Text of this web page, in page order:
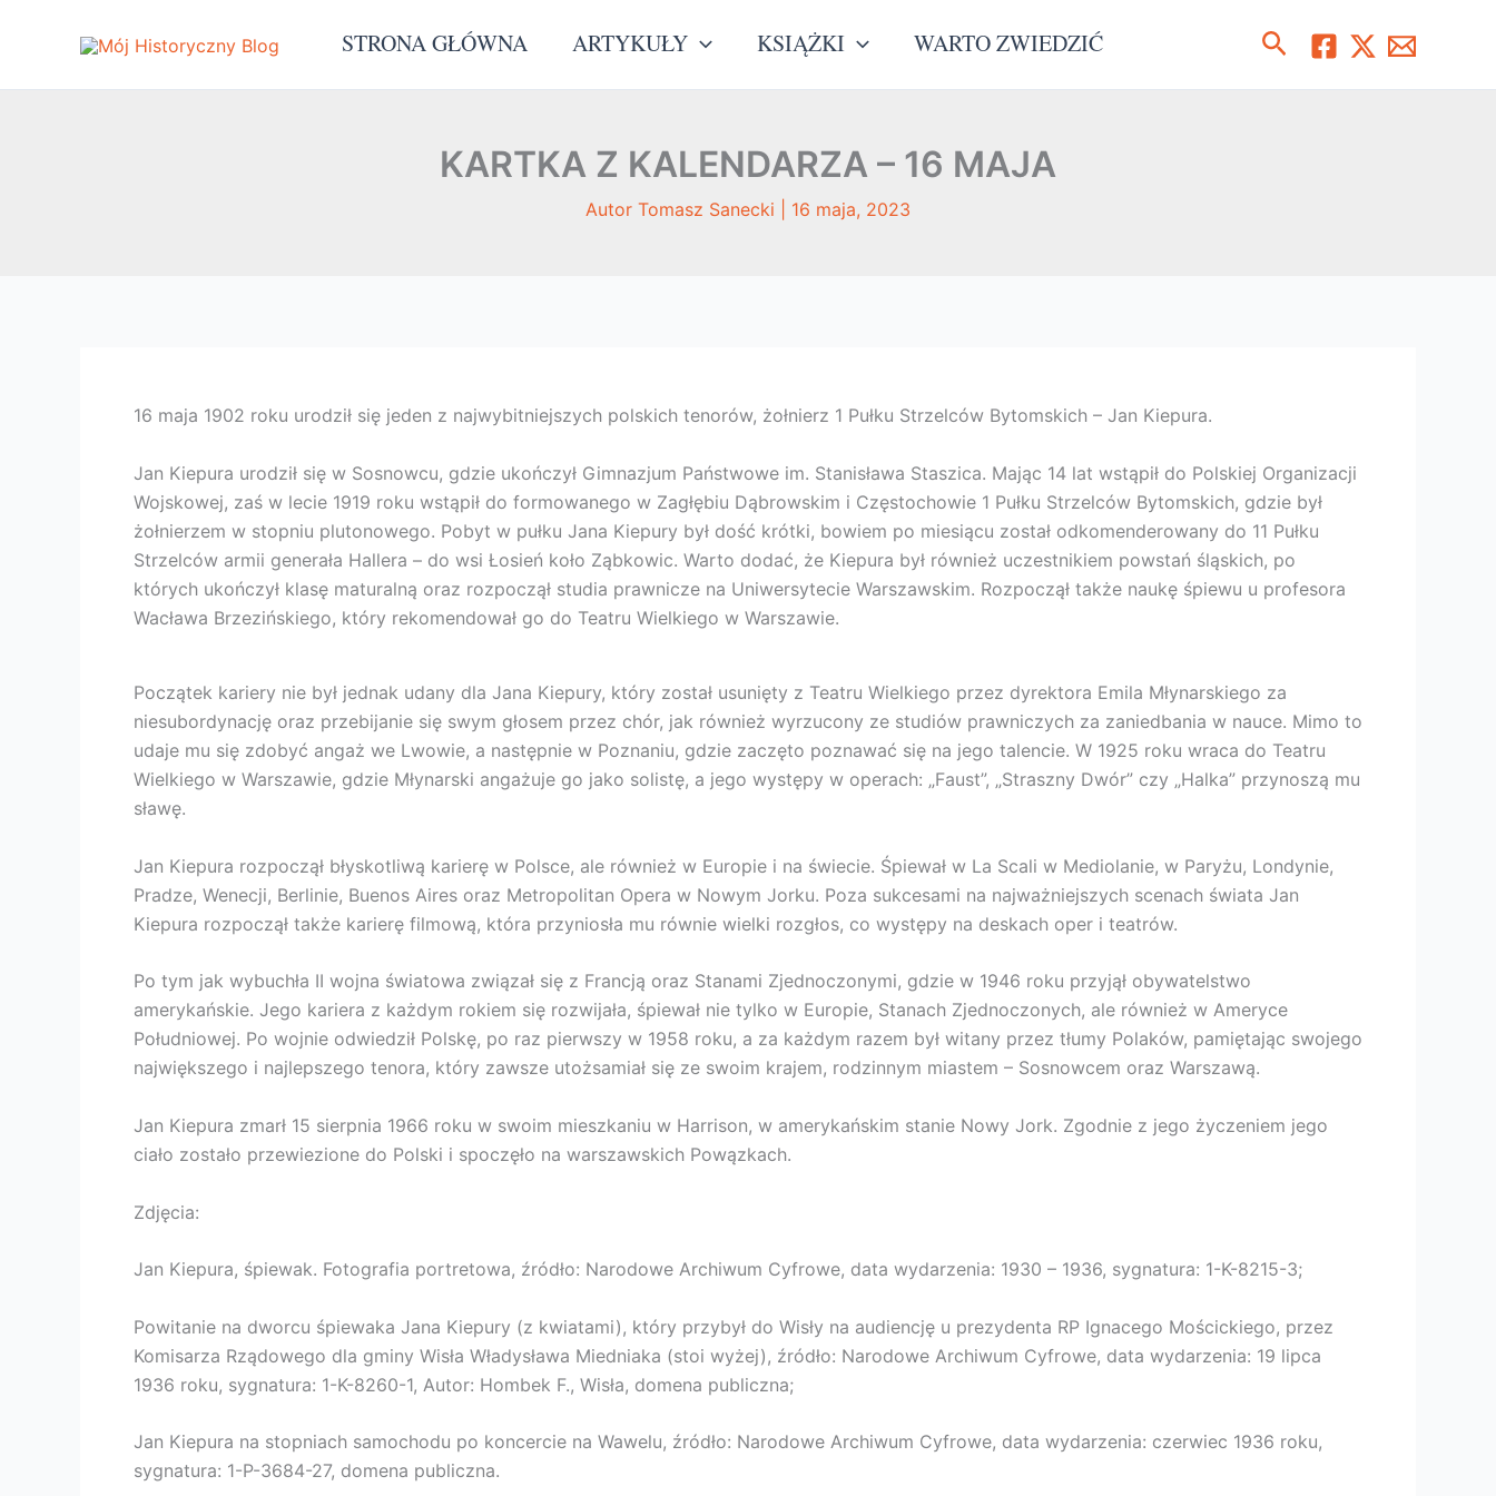
STRONA GŁÓWNA ARTYKUŁY KSIĄŻKI WARTO ZWIEDZIĆ Szukaj
KARTKA Z KALENDARZA – 16 MAJA
Autor Tomasz Sanecki 16 maja, 2023
16 maja 1902 roku urodził się jeden z najwybitniejszych polskich tenorów, żołnierz 1 Pułku Strzelców Bytomskich – Jan Kiepura.
Jan Kiepura urodził się w Sosnowcu, gdzie ukończył Gimnazjum Państwowe im. Stanisława Staszica. Mając 14 lat wstąpił do Polskiej Organizacji
Wojskowej, zaś w lecie 1919 roku wstąpił do formowanego w Zagłębiu Dąbrowskim i Częstochowie 1 Pułku Strzelców Bytomskich, gdzie był
żołnierzem w stopniu plutonowego. Pobyt w pułku Jana Kiepury był dość krótki, bowiem po miesiącu został odkomenderowany do 11 Pułku
Strzelców armii generała Hallera – do wsi Łosień koło Ząbkowic. Warto dodać, że Kiepura był również uczestnikiem powstań śląskich, po
których ukończył klasę maturalną oraz rozpoczął studia prawnicze na Uniwersytecie Warszawskim. Rozpoczął także naukę śpiewu u profesora
Wacława Brzezińskiego, który rekomendował go do Teatru Wielkiego w Warszawie.
Początek kariery nie był jednak udany dla Jana Kiepury, który został usunięty z Teatru Wielkiego przez dyrektora Emila Młynarskiego za
niesubordynację oraz przebijanie się swym głosem przez chór, jak również wyrzucony ze studiów prawniczych za zaniedbania w nauce. Mimo to
udaje mu się zdobyć angaż we Lwowie, a następnie w Poznaniu, gdzie zaczęto poznawać się na jego talencie. W 1925 roku wraca do Teatru
Wielkiego w Warszawie, gdzie Młynarski angażuje go jako solistę, a jego występy w operach: „Faust”, „Straszny Dwór” czy „Halka” przynoszą mu
sławę.
Jan Kiepura rozpoczął błyskotliwą karierę w Polsce, ale również w Europie i na świecie. Śpiewał w La Scali w Mediolanie, w Paryżu, Londynie,
Pradze, Wenecji, Berlinie, Buenos Aires oraz Metropolitan Opera w Nowym Jorku. Poza sukcesami na najważniejszych scenach świata Jan
Kiepura rozpoczął także karierę filmową, która przyniosła mu równie wielki rozgłos, co występy na deskach oper i teatrów.
Po tym jak wybuchła II wojna światowa związał się z Francją oraz Stanami Zjednoczonymi, gdzie w 1946 roku przyjął obywatelstwo
amerykańskie. Jego kariera z każdym rokiem się rozwijała, śpiewał nie tylko w Europie, Stanach Zjednoczonych, ale również w Ameryce
Południowej. Po wojnie odwiedził Polskę, po raz pierwszy w 1958 roku, a za każdym razem był witany przez tłumy Polaków, pamiętając swojego
największego i najlepszego tenora, który zawsze utożsamiał się ze swoim krajem, rodzinnym miastem – Sosnowcem oraz Warszawą.
Jan Kiepura zmarł 15 sierpnia 1966 roku w swoim mieszkaniu w Harrison, w amerykańskim stanie Nowy Jork. Zgodnie z jego życzeniem jego
ciało zostało przewiezione do Polski i spoczęło na warszawskich Powązkach.
Zdjęcia:
Jan Kiepura, śpiewak. Fotografia portretowa, źródło: Narodowe Archiwum Cyfrowe, data wydarzenia: 1930 – 1936, sygnatura: 1-K-8215-3;
Powitanie na dworcu śpiewaka Jana Kiepury (z kwiatami), który przybył do Wisły na audiencję u prezydenta RP Ignacego Mościckiego, przez
Komisarza Rządowego dla gminy Wisła Władysława Miedniaka (stoi wyżej), źródło: Narodowe Archiwum Cyfrowe, data wydarzenia: 19 lipca
1936 roku, sygnatura: 1-K-8260-1, Autor: Hombek F., Wisła, domena publiczna;
Jan Kiepura na stopniach samochodu po koncercie na Wawelu, źródło: Narodowe Archiwum Cyfrowe, data wydarzenia: czerwiec 1936 roku,
sygnatura: 1-P-3684-27, domena publiczna.